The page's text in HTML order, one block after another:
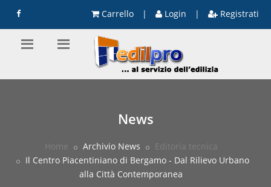
Carrello | Login | Registrati
News
Home Archivio News
Editoria tecnica
Il Centro Piacentiniano di Bergamo - Dal Rilievo Urbano
alla Città Contemporanea